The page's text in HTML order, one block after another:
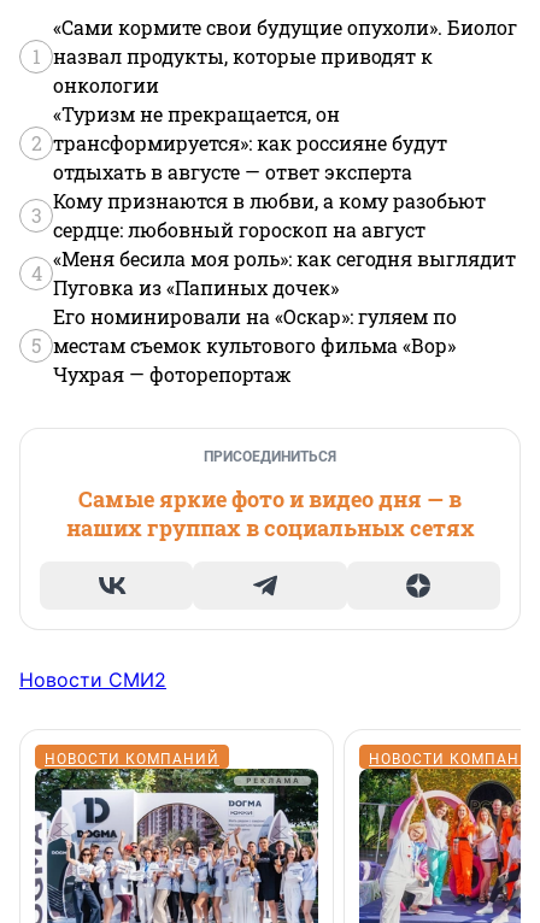
1
«Сами кормите свои будущие опухоли». Биолог
назвал продукты, которые приводят к
онкологии
2
«Туризм не прекращается, он
трансформируется»: как россияне будут
отдыхать в августе — ответ эксперта
3
Кому признаются в любви, а кому разобьют
сердце: любовный гороскоп на август
4
«Меня бесила моя роль»: как сегодня выглядит
Пуговка из «Папиных дочек»
5
Его номинировали на «Оскар»: гуляем по
местам съемок культового фильма «Вор»
Чухрая — фоторепортаж
ПРИСОЕДИНИТЬСЯ
Самые яркие фото и видео дня — в
наших группах в социальных сетях
Новости СМИ2
НОВОСТИ КОМПАНИЙ НОВОСТИ